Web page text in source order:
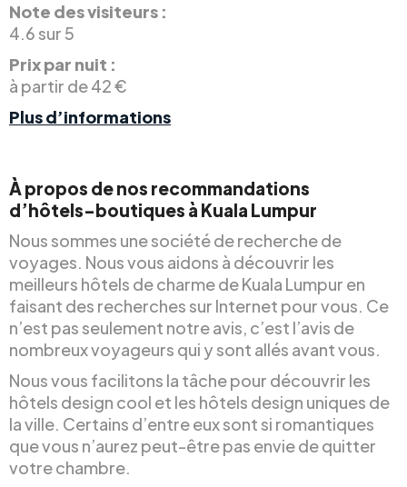
Note des visiteurs :
4.6 sur 5
Prix par nuit :
à partir de 42 €
Plus d’informations
À propos de nos recommandations
d’hôtels-boutiques à Kuala Lumpur
Nous sommes une société de recherche de
voyages. Nous vous aidons à découvrir les
meilleurs hôtels de charme de Kuala Lumpur en
faisant des recherches sur Internet pour vous. Ce
n’est pas seulement notre avis, c’est l’avis de
nombreux voyageurs qui y sont allés avant vous.
Nous vous facilitons la tâche pour découvrir les
hôtels design cool et les hôtels design uniques de
la ville. Certains d’entre eux sont si romantiques
que vous n’aurez peut-être pas envie de quitter
votre chambre.